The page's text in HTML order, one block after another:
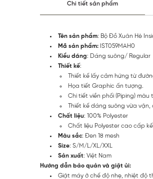
Chi tiết sản phẩm
Tên sản phẩm: Bộ Đồ Xuân Hè
Mã sản phẩm: IST059MAH0
Kiểu dáng: Dáng suông/ Regular
Thiết kế:
Thiết kế lấy cảm hứng từ
Họa tiết Graphic ấn tượng.
Chi tiết viền phối (Piping)
Thiết kế dáng suông vừa
Chất liệu: 100% Polyester
Chất liệu Polyester cao cấp
Màu sắc: Đen 18 mesh
Size: S/M/L/XL/XXL
Sản xuất: Việt Nam
Hướng dẫn bảo quản và giặt ủi:
Giặt máy ở chế độ nhẹ, nhiệt độ